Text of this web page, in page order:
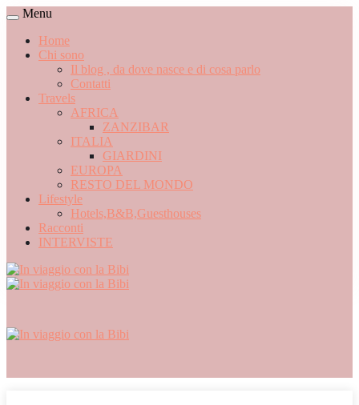
Menu
Home
Chi sono
Il blog , da dove nasce e di cosa parlo
Contatti
Travels
AFRICA
ZANZIBAR
ITALIA
GIARDINI
EUROPA
RESTO DEL MONDO
Lifestyle
Hotels,B&B,Guesthouses
Racconti
INTERVISTE